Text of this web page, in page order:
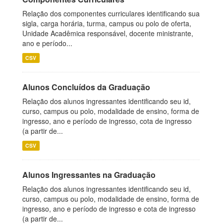
Relação dos componentes curriculares identificando sua
sigla, carga horária, turma, campus ou polo de oferta,
Unidade Acadêmica responsável, docente ministrante,
ano e período...
CSV
Alunos Concluídos da Graduação
Relação dos alunos ingressantes identificando seu id,
curso, campus ou polo, modalidade de ensino, forma de
ingresso, ano e período de ingresso, cota de ingresso
(a partir de...
CSV
Alunos Ingressantes na Graduação
Relação dos alunos ingressantes identificando seu id,
curso, campus ou polo, modalidade de ensino, forma de
ingresso, ano e período de ingresso e cota de ingresso
(a partir de...